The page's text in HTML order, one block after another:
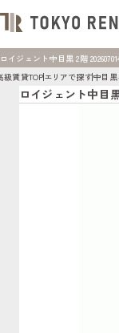
ロイジェント中目黒 2階
級賃貸TOPエリアで探す中目
ロイジェント中目